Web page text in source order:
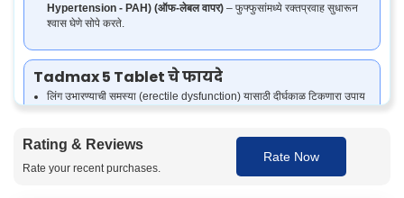
Hypertension - PAH) (ऑफ-लेबल वापर) – फुफ्फुसांमध्ये रक्तप्रवाह सुधारून
श्वास घेणे सोपे करते.
Tadmax 5 Tablet चे फायदे
लिंग उभारण्याची समस्या (erectile dysfunction) यासाठी दीर्घकाळ टिकणारा उपाय
सतत परिणामासाठी दररोज घेता येते.
गोळी घेतल्यानंतर साधारण 30-60 मिनिटांत परिणाम सुरू होतो.
Rating & Reviews
Rate your recent purchases.
Rate Now